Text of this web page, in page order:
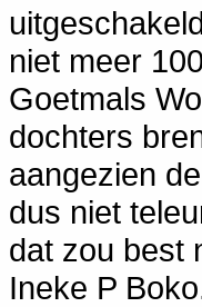
niet meer
Goetmals
dochters
aangezien
dus niet
dat zou best
Ineke P